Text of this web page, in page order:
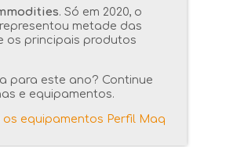
. Só em 2020, o
metade das
os principais produtos
para este ano? Continue
e equipamentos.